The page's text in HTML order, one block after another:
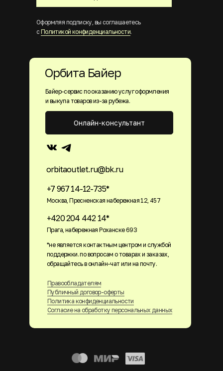
Оформляя подписку, вы соглашаетесь
с Политикой конфиденциальности.
Байер-сервис по оказанию услуг оформления
и выкупа товаров из-за рубежа.
+7 967 14-12-735*
Москва, Пресненская набережная 12, 457
+420 204 442 14*
Прага, набережная Роханске 693
orbitaoutlet.ru@bk.ru
Правообладателям
Публичный договор-оферты
Политика конфиденциальности
Согласие на обработку персональных данных
Онлайн-консультант
Орбита Байер
*не является контактным центром и службой
поддержки. по вопросам о товарах и заказах,
обращайтесь в онлайн-чат или на почту.